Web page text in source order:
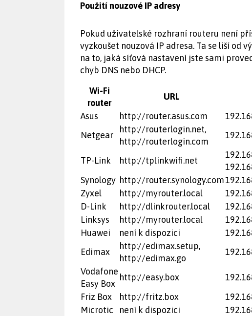
Použití nouzové IP adresy
Pokud uživatelské rozhraní routeru není
vyzkoušet nouzová IP adresa. Ta se liší od
na to, jaká síťová nastavení jste sami
chyb DNS nebo DHCP.
Wi-Fi
router
URL
Asus
http://router.asus.com
Netgear
http://routerlogin.net,
http://routerlogin.com
TP-Link http://tplinkwifi.net
Synology http://router.synology.com
Zyxel
http://myrouter.local
D-Link
http://dlinkrouter.local
Linksys
http://myrouter.local
Huawei
není k dispozici
Edimax
http://edimax.setup,
http://edimax.go
Vodafone
Easy Box
http://easy.box
Friz Box
http://fritz.box
Microtic
není k dispozici